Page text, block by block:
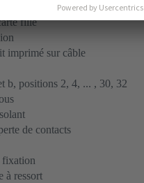
par soudage par refusion (THR)
fille
imprimé sur câble
b, positions 2, 4, ... , 30, 32
de contacts
fixation
à ressort